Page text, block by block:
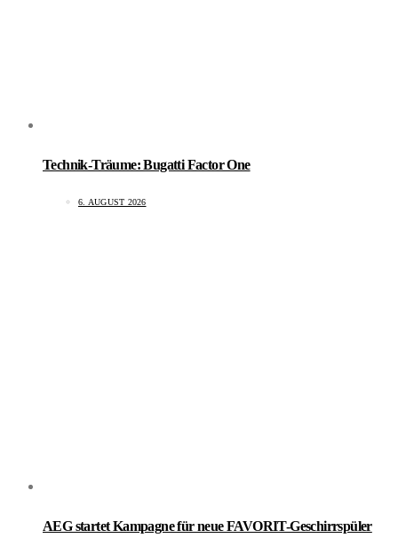
Technik-Träume: Bugatti Factor One
6. AUGUST 2026
AEG startet Kampagne für neue FAVORIT-Geschirrspüler